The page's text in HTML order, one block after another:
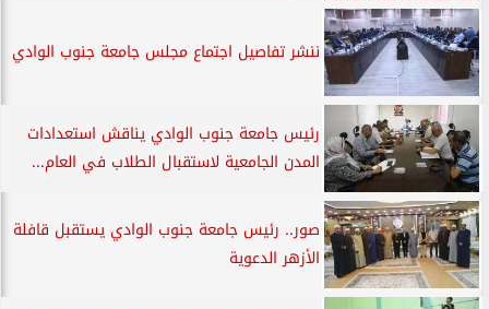
ننشر تفاصيل اجتماع مجلس جامعة جنوب الوادي
رئيس جامعة جنوب الوادي يناقش استعدادات
المدن الجامعية لاستقبال الطلاب في العام...
صور.. رئيس جامعة جنوب الوادي يستقبل قافلة
الأزهر الدعوية